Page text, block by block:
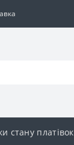
стану платівок